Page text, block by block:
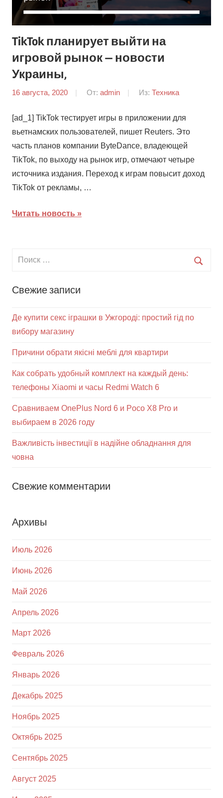
TikTok планирует выйти на
игровой рынок — новости
Украины,
16 августа, 2020 От: admin Из: Техника
[ad_1] TikTok тестирует игры в приложении для
вьетнамских пользователей, пишет Reuters. Это
часть планов компании ByteDance, владеющей
TikTok, по выходу на рынок игр, отмечают четыре
источника издания. Переход к играм повысит доход
TikTok от рекламы, …
Читать новость
Свежие записи
Де купити секс іграшки в Ужгороді: простий гід по
вибору магазину
Причини обрати якісні меблі для квартири
Как собрать удобный комплект на каждый день:
телефоны Xiaomi и часы Redmi Watch 6
Сравниваем OnePlus Nord 6 и Poco X8 Pro и
выбираем в 2026 году
Важливість інвестиції в надійне обладнання для
човна
Свежие комментарии
Архивы
Июль 2026
Июнь 2026
Май 2026
Апрель 2026
Март 2026
Февраль 2026
Январь 2026
Декабрь 2025
Ноябрь 2025
Октябрь 2025
Сентябрь 2025
Август 2025